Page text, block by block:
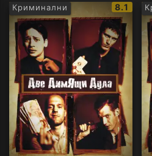
Криминални
IMDb
8.1